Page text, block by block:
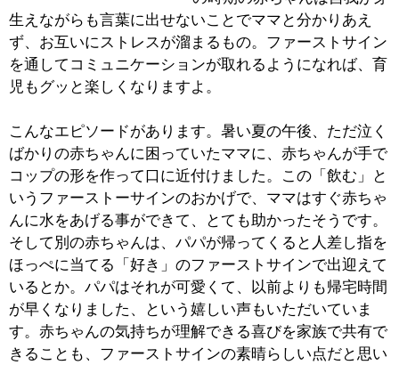
室は火曜・金曜の週２回。また年に数回、児童館などの
イベントで講師を務めていますので、広報誌などをチェ
ックしていただければと思います。その他、カフェのオ
ーナーから場所をご提供いただいて、月に２～３回ほど
親子カフェイベントも開催してます。ベビーマッサージ
やファーストサインで子育てのストレスを解消して、マ
※上記記事は2012.12に取材したものです。
情報時間の経過による変化などがございます事をご了承
ください。
このページの先頭へ
江戸川区時間 墨田区時間 葛飾区時間
表示：PC|モバイル
© 2013 art blue Inc.